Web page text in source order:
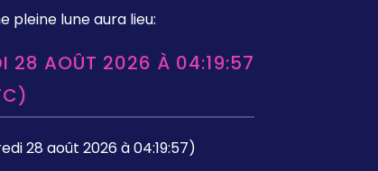
pleine lune aura lieu:
28 AOÛT 2026 À 04:19:57
28 août 2026 à 04:19:57)